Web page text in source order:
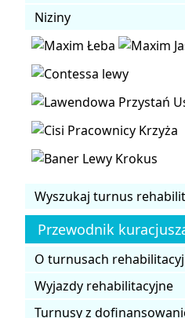
Niziny
Wyszukaj turnus
Przewodnik
O turnusach
Wyjazdy rehabilitacyjne
Turnusy z